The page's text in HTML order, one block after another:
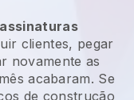
clientes, pegar
novamente as
acabaram. Se
de construção